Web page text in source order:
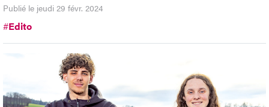
Publié le jeudi 29 févr. 2024
#Edito